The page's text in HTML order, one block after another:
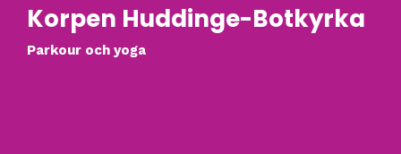
Korpen Huddinge-Botkyrka
Parkour och yoga